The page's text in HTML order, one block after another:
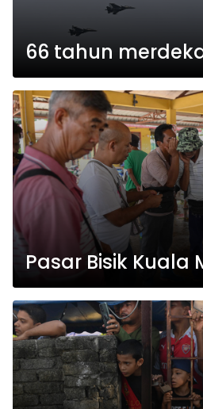
66 tahun
Pasar Bisik Kuala